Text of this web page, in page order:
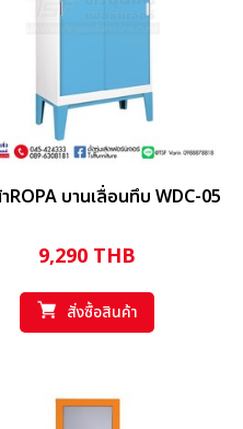
ROPA บานเลื่อนทึบ WDC-05
9,290 THB
สั่งซื้อสินค้า